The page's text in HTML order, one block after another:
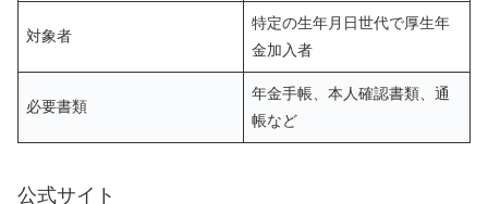
対象者
特定の生年月日世代で厚生年
金加入者
必要書類
年金手帳、本人確認書類、通
帳など
公式サイト